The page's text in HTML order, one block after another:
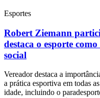
Esportes
Robert Ziemann
destaca o esporte
social
Vereador destaca a
a prática esportiva em todas
idade, incluindo o